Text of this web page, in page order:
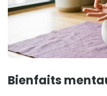
Bienfaits